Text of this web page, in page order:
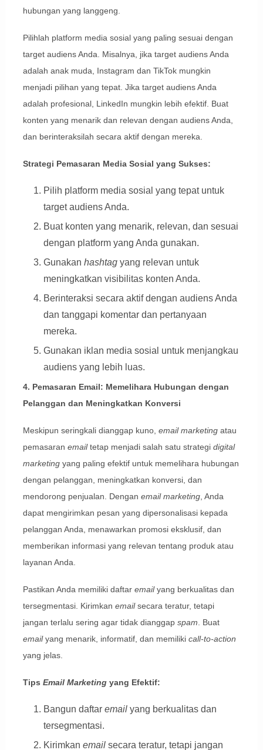
hubungan yang langgeng.
Pilihlah platform media sosial yang paling sesuai dengan
target audiens Anda. Misalnya, jika target audiens Anda
adalah anak muda, Instagram dan TikTok mungkin
menjadi pilihan yang tepat. Jika target audiens Anda
adalah profesional, LinkedIn mungkin lebih efektif. Buat
konten yang menarik dan relevan dengan audiens Anda,
dan berinteraksilah secara aktif dengan mereka.
Strategi Pemasaran Media Sosial yang Sukses:
Pilih platform media sosial yang tepat untuk
target audiens Anda.
Buat konten yang menarik, relevan, dan sesuai
dengan platform yang Anda gunakan.
Gunakan hashtagyang relevan untuk
meningkatkan visibilitas konten Anda.
Berinteraksi secara aktif dengan audiens Anda
dan tanggapi komentar dan pertanyaan
mereka.
Gunakan iklan media sosial untuk menjangkau
audiens yang lebih luas.
4. Pemasaran Email: Memelihara Hubungan dengan
Pelanggan dan Meningkatkan Konversi
Meskipun seringkali dianggap kuno, email marketingatau
pemasaran emailtetap menjadi salah satu strategi digital
marketingyang paling efektif untuk memelihara hubungan
dengan pelanggan, meningkatkan konversi, dan
mendorong penjualan. Dengan email marketing, Anda
dapat mengirimkan pesan yang dipersonalisasi kepada
pelanggan Anda, menawarkan promosi eksklusif, dan
memberikan informasi yang relevan tentang produk atau
layanan Anda.
Pastikan Anda memiliki daftar emailyang berkualitas dan
tersegmentasi. Kirimkan emailsecara teratur, tetapi
jangan terlalu sering agar tidak dianggap spam . Buat
emailyang menarik, informatif, dan memiliki call-to-action
yang jelas.
Tips Email Marketingyang Efektif:
Bangun daftar emailyang berkualitas dan
tersegmentasi.
Kirimkan emailsecara teratur, tetapi jangan